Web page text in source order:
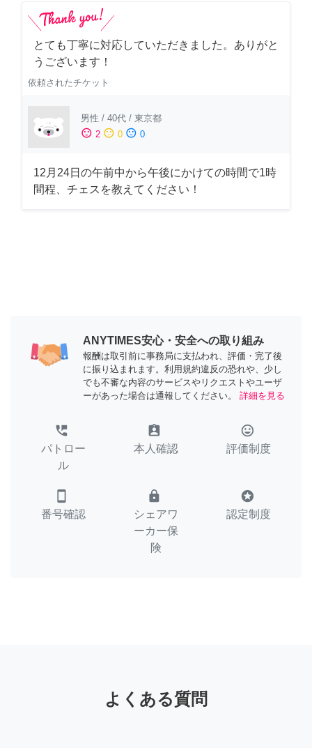
とても丁寧に対応していただきました。ありがと
うございます！
依頼されたチケット
男性 / 40代 / 東京都
sentiment_satisfied 2 sentiment_neutral 0 sentiment_dissatisfied 0
12月24日の午前中から午後にかけての時間で1時
間程、チェスを教えてください！
ANYTIMES安心・安全への取り組み
報酬は取引前に事務局に支払われ、評価・完了後
に振り込まれます。利用規約違反の恐れや、少し
でも不審な内容のサービスやリクエストやユーザ
ーがあった場合は通報してください。
詳細を見る
perm_phone_msg
パトロー
ル
assignment_ind
本人確認
tag_faces
評価制度
smartphone
番号確認
lock
シェアワ
ーカー保
険
stars
認定制度
よくある質問